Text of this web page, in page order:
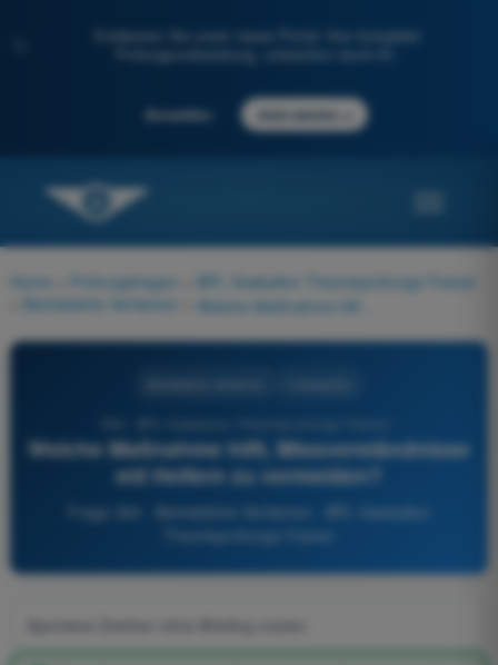
Entdecken Sie unser neues Portal: Ihre komplette
Prüfungsvorbereitung, unterstützt durch KI.
Anmelden Jetzt starten
Home Prüfungsfragen
BPL Gasballon Theorieprüfungs-Trainer
Betriebliche Verfahren
Welche Maßnahme hilft, Missverständnisse
mit Helfern zu vermeiden?
Frage 362 - Betriebliche Verfahren - BPL Gasballon